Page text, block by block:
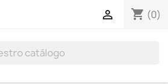
shopping_cart (0)
